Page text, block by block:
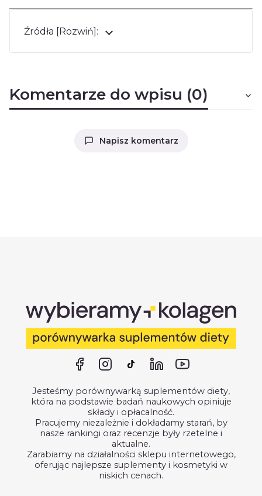
Źródła [Rozwiń]:
Komentarze do wpisu (0)
Napisz komentarz
Jesteśmy porównywarką suplementów diety,
która na podstawie badań naukowych opiniuje
składy i opłacalność.
Pracujemy niezależnie i dokładamy starań, by
nasze rankingi oraz recenzje były rzetelne i
aktualne.
Zarabiamy na działalności sklepu internetowego,
oferując najlepsze suplementy i kosmetyki w
niskich cenach.